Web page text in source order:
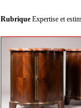
Rubrique Expertise et